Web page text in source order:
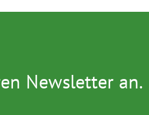
Newsletter an.